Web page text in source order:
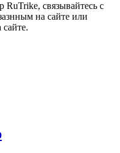
RuTrike, связывайтесь с
на сайте или
сайте.